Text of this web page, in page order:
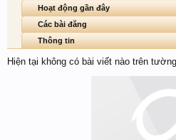
Hoạt động gần đây
Các bài đăng
Thông tin
Hiện tại không có bài viết nào trên